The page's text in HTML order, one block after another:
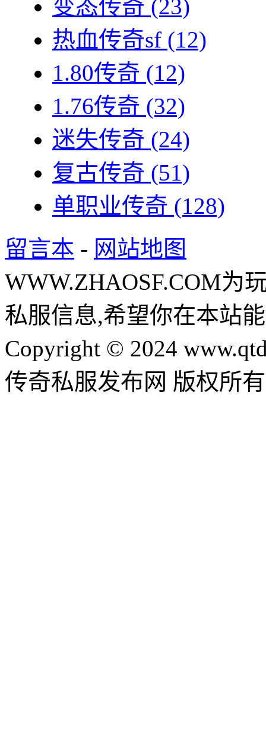
变态传奇 (23)
热血传奇sf (12)
1.80传奇 (12)
1.76传奇 (32)
迷失传奇 (24)
复古传奇 (51)
单职业传奇 (128)
留言本 - 网站地图
WWW.ZHAOSF.COM为
私服信息,希望你在本站
Copyright © 2024
传奇私服发布网 版权所有